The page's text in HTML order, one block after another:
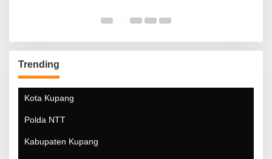
Trending
Kota Kupang
Polda NTT
Kabupaten Kupang